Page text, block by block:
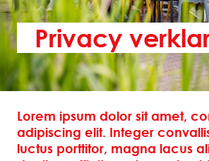
Privacy
Lorem ipsum dolor sit amet,
adipiscing elit. Integer
luctus porttitor, magna lacus